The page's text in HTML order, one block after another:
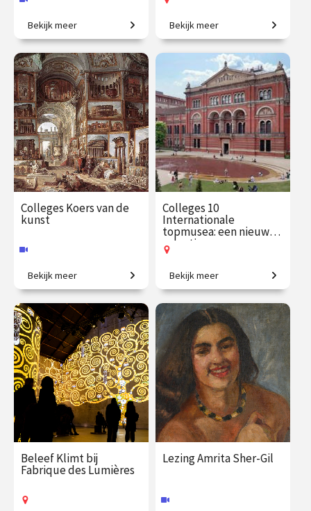
Van Persepolis tot het
moderne Teheran.
€ 195.00
vanaf 22
sep.
Online
Bekijk meer
Van legendarische heldinnen
tot regentessen.
€ 27.50
vanaf 19
aug.
Op locatie
Bekijk meer
Colleges Koers van de
kunst
Creatieve steden, van
Athene tot New York.
€ 345.00
vanaf 23
sep.
Online
Bekijk meer
Colleges 10
Internationale
topmusea: een nieuwe
selectie
Meesterwerken uit de
mooiste collecties.
€ 345.00
vanaf 22
sep.
Op locatie
Bekijk meer
Beleef Klimt bij
Fabrique des Lumières
Lezing Amrita Sher-Gil